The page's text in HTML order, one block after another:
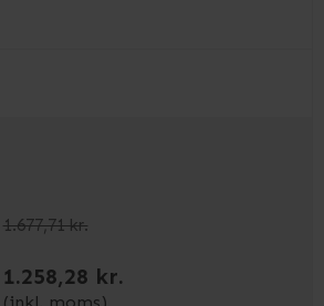
1.677,71 kr.
1.258,28 kr.